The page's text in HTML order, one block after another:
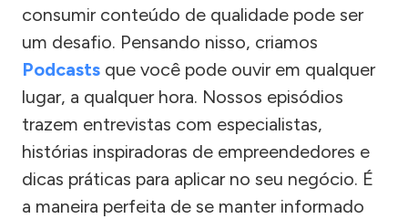
consumir conteúdo de qualidade pode ser
um desafio. Pensando nisso, criamos
Podcasts que você pode ouvir em qualquer
lugar, a qualquer hora. Nossos episódios
trazem entrevistas com especialistas,
histórias inspiradoras de empreendedores e
dicas práticas para aplicar no seu negócio. É
a maneira perfeita de se manter informado